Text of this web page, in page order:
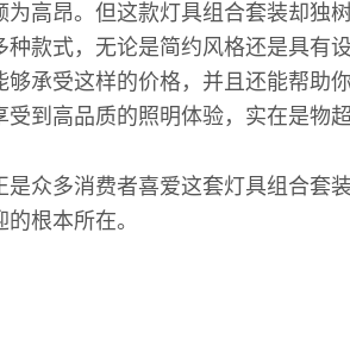
高昂。但这款灯具组合套装却独
款式，无论是简约风格还是具有
承受这样的价格，并且还能帮助
到高品质的照明体验，实在是物超
众多消费者喜爱这套灯具组合套
根本所在。